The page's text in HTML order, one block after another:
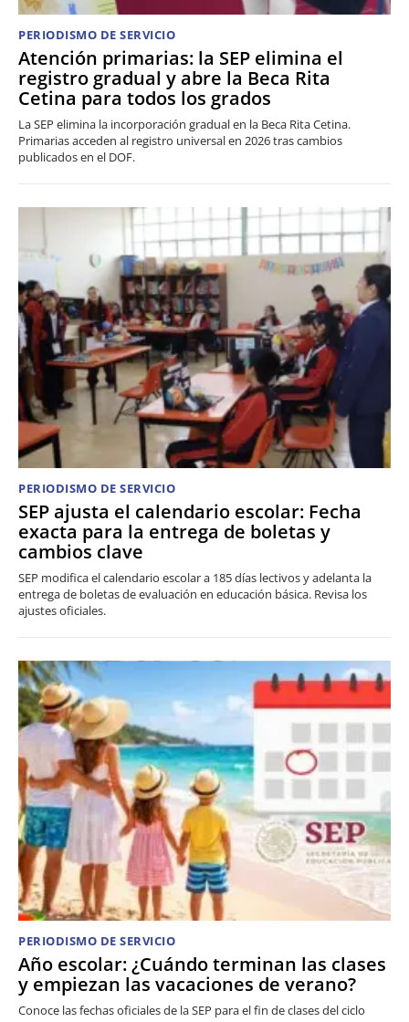
PERIODISMO DE SERVICIO
Atención primarias: la SEP elimina el
registro gradual y abre la Beca Rita
Cetina para todos los grados
La SEP elimina la incorporación gradual en la Beca Rita Cetina.
Primarias acceden al registro universal en 2026 tras cambios
publicados en el DOF.
PERIODISMO DE SERVICIO
SEP ajusta el calendario escolar: Fecha
exacta para la entrega de boletas y
cambios clave
SEP modifica el calendario escolar a 185 días lectivos y adelanta la
entrega de boletas de evaluación en educación básica. Revisa los
ajustes oficiales.
PERIODISMO DE SERVICIO
Año escolar: ¿Cuándo terminan las clases
y empiezan las vacaciones de verano?
Conoce las fechas oficiales de la SEP para el fin de clases del ciclo